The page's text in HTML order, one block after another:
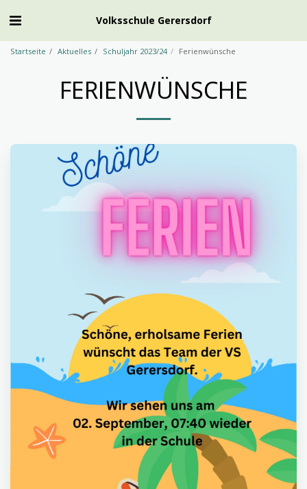
Volksschule Gerersdorf
Startseite Aktuelles Schuljahr 2023/24 Ferienwünsche
FERIENWÜNSCHE